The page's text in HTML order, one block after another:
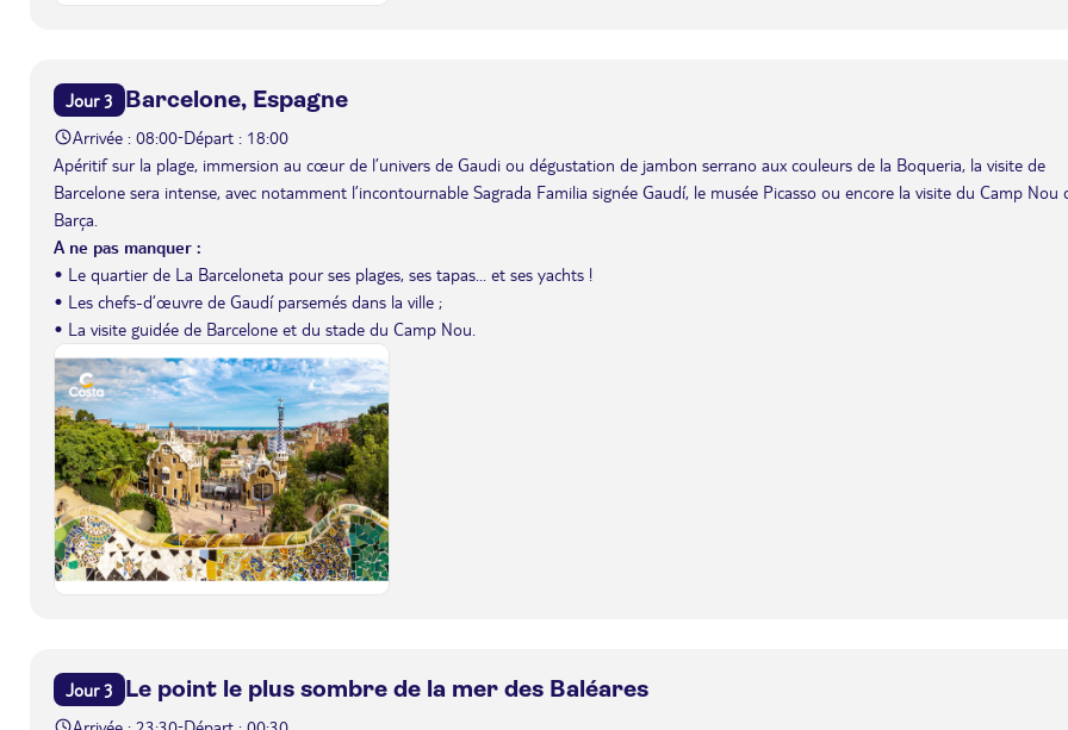
Jour 3 Barcelone, Espagne
Arrivée : 08:00-Départ : 18:00
Apéritif sur la plage, immersion au cœur de l’univers de Gaudi ou dégustation de jambon serrano aux couleurs de la Boqueria, la visite de
Barcelone sera intense, avec notamment l’incontournable Sagrada Familia signée Gaudí, le musée Picasso ou encore la visite du Camp Nou
Barça.
A ne pas manquer :
• Le quartier de La Barceloneta pour ses plages, ses tapas... et ses yachts !
• Les chefs-d’œuvre de Gaudí parsemés dans la ville ;
• La visite guidée de Barcelone et du stade du Camp Nou.
Jour 3 Le point le plus sombre de la mer des Baléares
-